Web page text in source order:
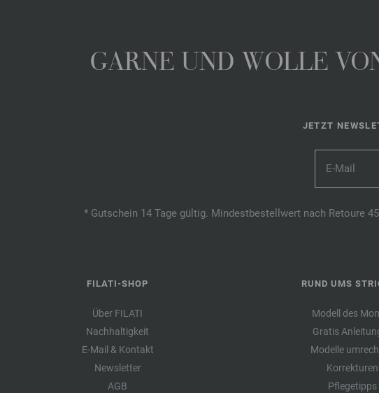
GARNE UND WOLLE
JETZT
* Gutschein 14 Tage gültig. Mindestbestellwert nach Retoure
FILATI-SHOP
Über FILATI
Nachhaltigkeit
E-Mail & Kontakt
Newsletter
AGB
RUND UMS
Modell des
Gratis
Modelle
Korrekturen
Pflegetipps